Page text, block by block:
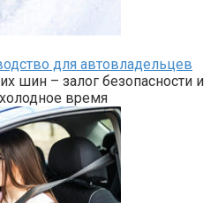
для автовладельцев
шин – залог безопасности и
время